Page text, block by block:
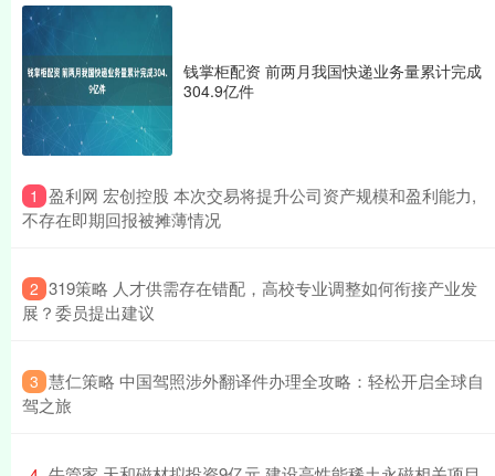
钱掌柜配资 前两月我国快递业务量累计完成
304.9亿件
1 ​盈利网 宏创控股 本次交易将提升公司资产规模和盈利能力,
不存在即期回报被摊薄情况
2 ​319策略 人才供需存在错配，高校专业调整如何衔接产业发
展？委员提出建议
3 ​慧仁策略 中国驾照涉外翻译件办理全攻略：轻松开启全球自
驾之旅